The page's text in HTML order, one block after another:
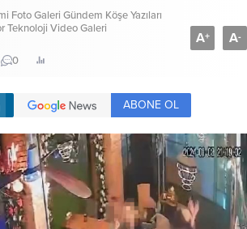
Foto Galeri Gündem Köşe Yazıları
Teknoloji Video Galeri
0
A+ A-
ABONE OL